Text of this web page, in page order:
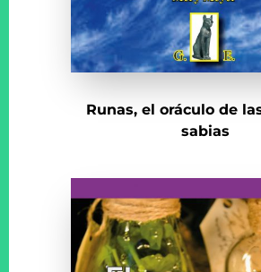
Runas, el oráculo de
sabias